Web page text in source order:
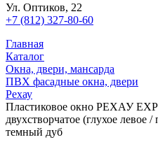
Ул. Оптиков, 22
+7 (812) 327-80-60
Главная
Каталог
Окна, двери, мансарда
ПВХ фасадные окна, двери
Рехау
Пластиковое окно РЕХАУ
двухстворчатое (глухое левое
темный дуб